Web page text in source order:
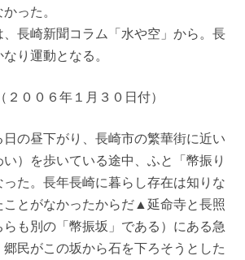
った。
長崎新聞コラム「水や空」から。長
り運動となる。
００６年１月３０日付）
の昼下がり、長崎市の繁華街に近い
）を歩いている途中、ふと「幣振り
た。長年長崎に暮らし存在は知りな
ことがなかったからだ▲延命寺と長照
も別の「幣振坂」である）にある急
民がこの坂から石を下ろそうとした